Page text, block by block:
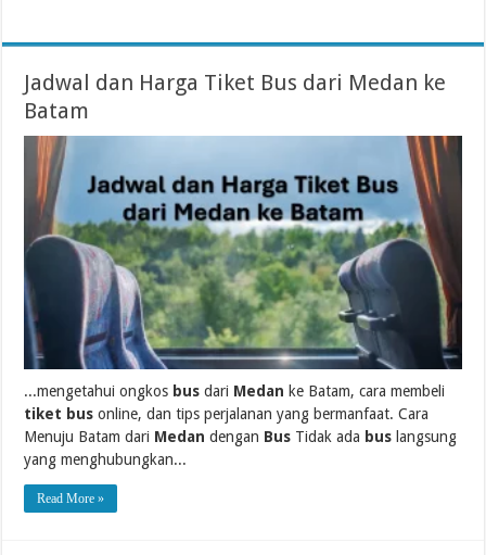
Jadwal dan Harga Tiket Bus dari Medan ke
Batam
...mengetahui ongkos bus dari Medan ke Batam, cara membeli
tiket bus online, dan tips perjalanan yang bermanfaat. Cara
Menuju Batam dari Medan dengan Bus Tidak ada bus langsung
yang menghubungkan...
Read More »